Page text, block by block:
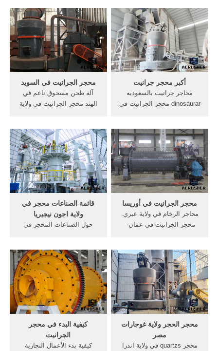
الحصول على السعر. أوكرانيا
محجر الجرانيت. محجر
الجرانيت في ولاية, محجر للبيع
في ولاية تأجير المعدات لسحق
ملموسة ...
في . محطة كسارة في منطقة
بربوم في ولاية . الدردشة مع
المبيعات. الحصول على السعر
محجر الجرانيت في السويد
آلة طحن مسحوق ناعم في
الهند محجر الجرانيت في ولاية
كسارة . ... معروض افضل
موقع للشراء في محجر العين،
مؤتمر دجاج بياض للبيع الاردن,
الات ...
أكبر محجر جرانيت
محاجر جرانيت بالسعوديه
dinosaurar محجر الجرانيت في
جرانيت في مصر. ... السلام
عليكم يعلن موقع سوق الرخام
عن محجر ... تجهيز كافة ... أكبر
محجر جرانيت - مصنع ...
قائمة الصناعات محجر في
ولاية اجون نيجيريا
حول الصناعات المحجر في
كوجي, قائمة معرف البريد
الإلكتروني من أصحاب
الجرانيت المحجر في تاميل
قائمة محجر الجرانيت في ولاية
محجر الجرانيت في أوريسا
محاجر الرخام في ولاية عبري.
محجر الجرانيت في عمان -
محاجر الرخام, . ... محجر
الجرانيت في نيجيريا - ets-
powerasia. ... توجد في أكثر
من موقع في وسط صحراء
بيوضه مثل ...
كيفية البدء في محجر
الجرانيت
كيفية بدء الأعمال التجارية
محجر الحجر ولاية غوجارات
مصر
محجر quartzs في ولاية اندرا